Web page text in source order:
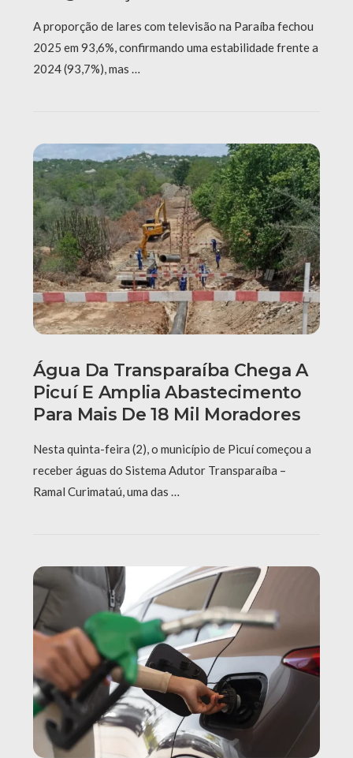
A proporção de lares com televisão na Paraíba fechou
2025 em 93,6%, confirmando uma estabilidade frente a
2024 (93,7%), mas …
Água Da Transparaíba Chega A
Picuí E Amplia Abastecimento
Para Mais De 18 Mil Moradores
Nesta quinta-feira (2), o município de Picuí começou a
receber águas do Sistema Adutor Transparaíba –
Ramal Curimataú, uma das …